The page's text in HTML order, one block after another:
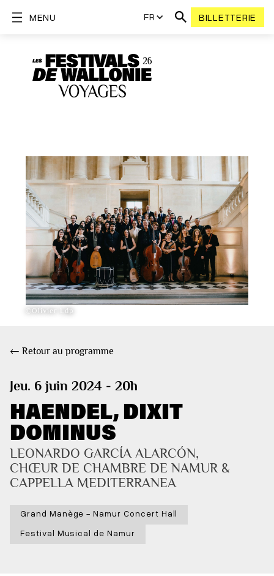
FR BILLETTERIE
MENU
©Olivier Ldp
← Retour au programme
Jeu. 6 juin 2024 - 20h
HAENDEL, DIXIT
DOMINUS
LEONARDO GARCÍA ALARCÓN,
CHŒUR DE CHAMBRE DE NAMUR &
CAPPELLA MEDITERRANEA
Grand Manège - Namur Concert Hall
Festival Musical de Namur